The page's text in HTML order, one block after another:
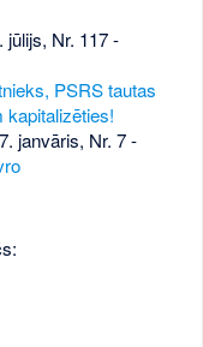
jūlijs, Nr. 117-
PSRS tautas
kapitalizēties!
janvāris, Nr. 7-